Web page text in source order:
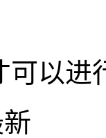
可以进